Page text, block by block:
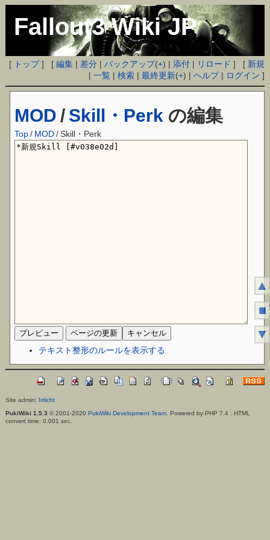
Fallout3 Wiki JP
[ トップ] [編集 | 差分 |バックアップ(+) |添付 | リロード ] [ 新規
|一覧 |検索 |最終更新(+) |ヘルプ| ログイン ]
MOD / Skill・Perk の編集
Top / MOD/Skill・Perk
テキスト整形のルールを表示する
Site admin: Irrlicht
PukiWiki 1.5.3 © 2001-2020 PukiWiki Development Team. Powered by PHP 7.4 : HTML
convert time: 0.001 sec.
▲
■
▼